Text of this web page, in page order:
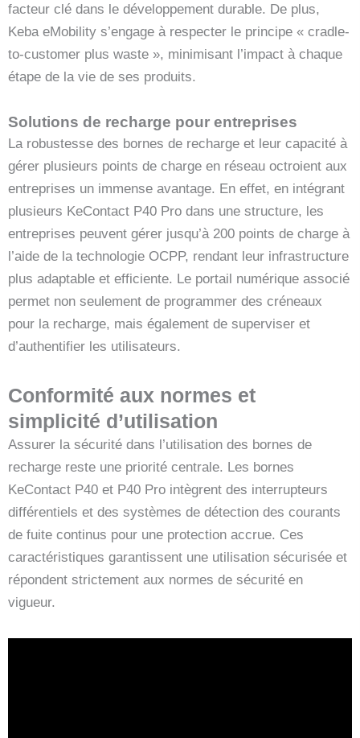
facteur clé dans le développement durable. De plus,
Keba eMobility s’engage à respecter le principe « cradle-
to-customer plus waste », minimisant l’impact à chaque
étape de la vie de ses produits.
Solutions de recharge pour entreprises
La robustesse des bornes de recharge et leur capacité à
gérer plusieurs points de charge en réseau octroient aux
entreprises un immense avantage. En effet, en intégrant
plusieurs KeContact P40 Pro dans une structure, les
entreprises peuvent gérer jusqu’à 200 points de charge à
l’aide de la technologie OCPP, rendant leur infrastructure
plus adaptable et efficiente. Le portail numérique associé
permet non seulement de programmer des créneaux
pour la recharge, mais également de superviser et
d’authentifier les utilisateurs.
Conformité aux normes et
simplicité d’utilisation
Assurer la sécurité dans l’utilisation des bornes de
recharge reste une priorité centrale. Les bornes
KeContact P40 et P40 Pro intègrent des interrupteurs
différentiels et des systèmes de détection des courants
de fuite continus pour une protection accrue. Ces
caractéristiques garantissent une utilisation sécurisée et
répondent strictement aux normes de sécurité en
vigueur.